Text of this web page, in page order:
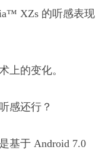
XZs 的听感表现
上的变化。
基于 Android 7.0